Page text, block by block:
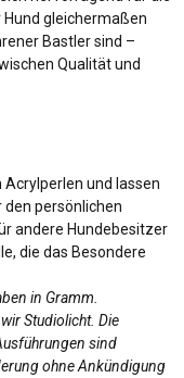
Hund gleichermaßen
Bastler sind –
Qualität und
und lassen
den persönlichen
andere Hundebesitzer
die das Besondere
in Gramm.
Studiolicht. Die
sind
ohne Ankündigung